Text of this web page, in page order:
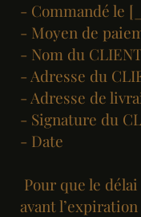
- Commandé le
- Moyen de
- Nom du
- Adresse du
- Adresse de
- Signature du
- Date
Pour que le
avant